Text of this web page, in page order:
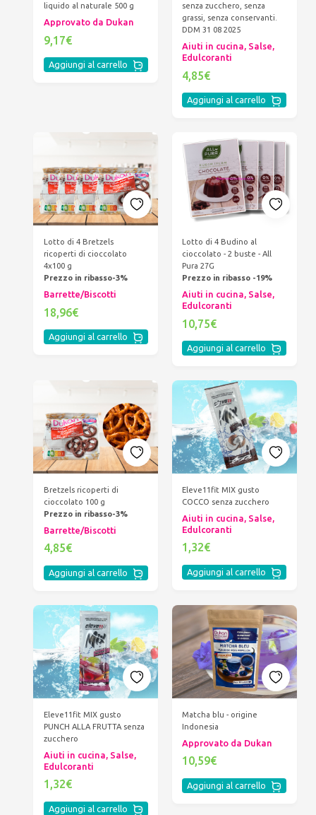
liquido al naturale 500 g
Approvato da Dukan
9,17€
Aggiungi al carrello
senza zucchero, senza
grassi, senza conservanti.
DDM 31 08 2025
Aiuti in cucina, Salse,
Edulcoranti
4,85€
Aggiungi al carrello
Lotto di 4 Bretzels
ricoperti di cioccolato
4x100 g
Prezzo in ribasso-3%
Barrette/Biscotti
18,96€
Aggiungi al carrello
Lotto di 4 Budino al
cioccolato - 2 buste - All
Pura 27G
Prezzo in ribasso -19%
Aiuti in cucina, Salse,
Edulcoranti
10,75€
Aggiungi al carrello
Bretzels ricoperti di
cioccolato 100 g
Prezzo in ribasso-3%
Barrette/Biscotti
4,85€
Aggiungi al carrello
Eleve11fit MIX gusto
COCCO senza zucchero
Aiuti in cucina, Salse,
Edulcoranti
1,32€
Aggiungi al carrello
Eleve11fit MIX gusto
PUNCH ALLA FRUTTA senza
zucchero
Aiuti in cucina, Salse,
Edulcoranti
1,32€
Aggiungi al carrello
Matcha blu - origine
Indonesia
Approvato da Dukan
10,59€
Aggiungi al carrello